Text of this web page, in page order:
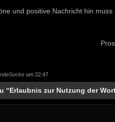
und positive Nachricht hin
um 22:47
“Erlaubnis zur Nutzung der